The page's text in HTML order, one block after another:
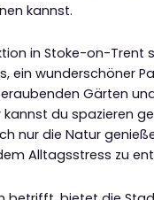
kannst.
in Stoke-on-Trent
ein wunderschöner
Gärten
kannst du spazieren
nur die Natur
Alltagsstress zu